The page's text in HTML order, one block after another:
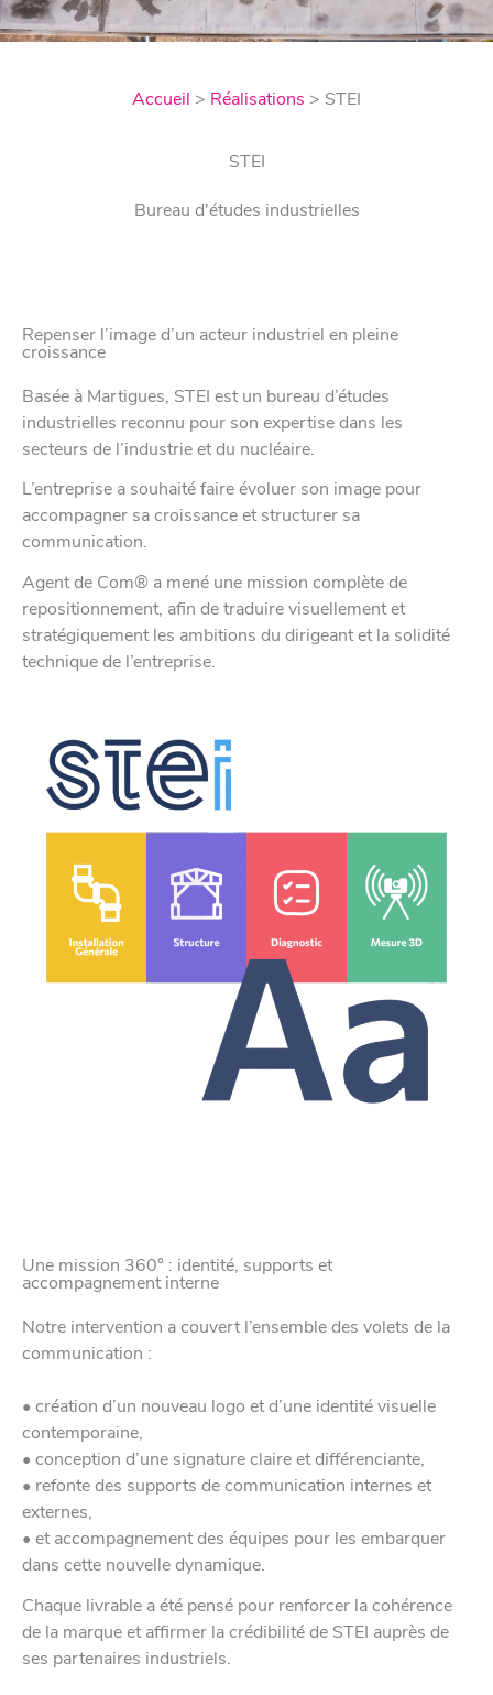
Accueil > Réalisations > STEI
STEI
Bureau d'études industrielles
Repenser l’image d’un acteur industriel en pleine
croissance
Basée à Martigues, STEI est un bureau d’études
industrielles reconnu pour son expertise dans les
secteurs de l’industrie et du nucléaire.
L’entreprise a souhaité faire évoluer son image pour
accompagner sa croissance et structurer sa
communication.
Agent de Com® a mené une mission complète de
repositionnement, afin de traduire visuellement et
stratégiquement les ambitions du dirigeant et la solidité
technique de l’entreprise.
Une mission 360° : identité, supports et
accompagnement interne
Notre intervention a couvert l’ensemble des volets de la
communication :
• création d’un nouveau logo et d’une identité visuelle
contemporaine,
• conception d’une signature claire et différenciante,
• refonte des supports de communication internes et
externes,
• et accompagnement des équipes pour les embarquer
dans cette nouvelle dynamique.
Chaque livrable a été pensé pour renforcer la cohérence
de la marque et affirmer la crédibilité de STEI auprès de
ses partenaires industriels.